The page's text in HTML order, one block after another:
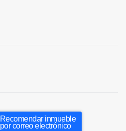
Recomendar inmueble
por correo electrónico